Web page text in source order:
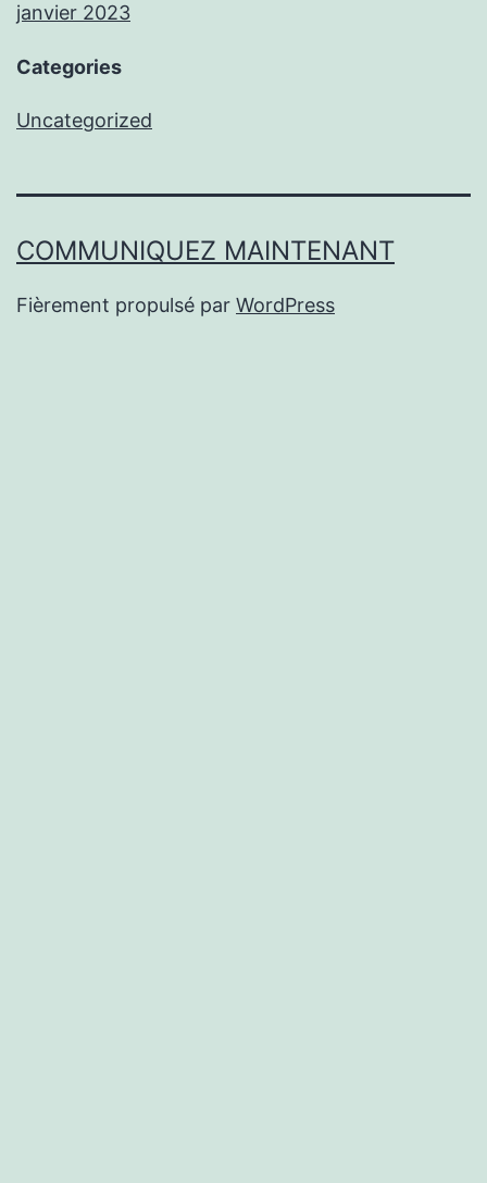
janvier 2023
Categories
Uncategorized
COMMUNIQUEZ MAINTENANT
Fièrement propulsé par WordPress